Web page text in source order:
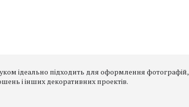
ідеально підходить для оформлення фотографій,
і інших декоративних проектів.